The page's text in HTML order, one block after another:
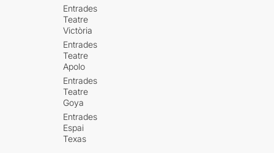
Entrades
Teatre
Victòria
Entrades
Teatre
Apolo
Entrades
Teatre
Goya
Entrades
Espai
Texas